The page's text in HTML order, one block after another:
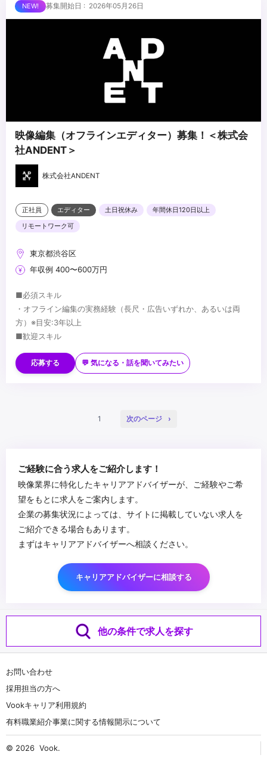
募集開始日 : 2026年05月26日
映像編集（オフラインエディター）募集！＜株式会
社ANDENT＞
株式会社ANDENT
正社員 エディター 土日祝休み
年間休日120日以上
リモートワーク可
東京都渋谷区
年収例 400〜600万円
■必須スキル
・オフライン編集の実務経験（長尺・広告いずれか、あるいは両
方）※目安:3年以上
■歓迎スキル
...
応募する 💬 気になる・話を聞いてみたい
1 次のページ
ご経験に合う求人をご紹介します！
映像業界に特化したキャリアアドバイザーが、ご経験やご希
望をもとに求人をご案内します。
企業の募集状況によっては、サイトに掲載していない求人を
ご紹介できる場合もあります。
まずはキャリアアドバイザーへ相談ください。
キャリアアドバイザーに相談する
他の条件で求人を探す
お問い合わせ
採用担当の方へ
Vookキャリア利用規約
有料職業紹介事業に関する情報開示について
© 2026 Vook.